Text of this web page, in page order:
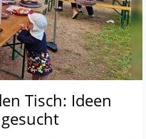
Tisch: Ideen